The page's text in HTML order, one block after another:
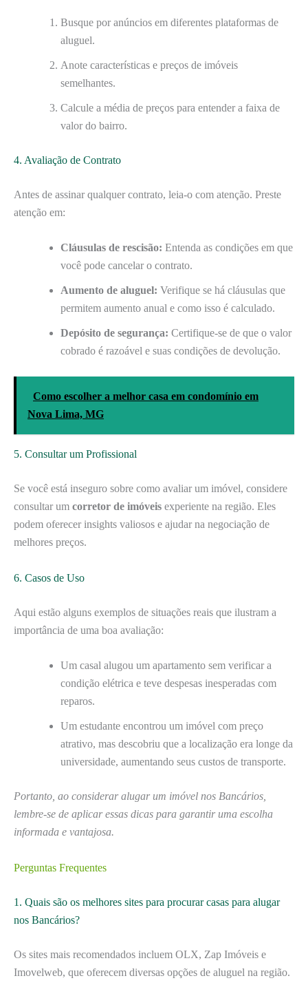
Busque por anúncios em diferentes plataformas de
aluguel.
Anote características e preços de imóveis
semelhantes.
Calcule a média de preços para entender a faixa de
valor do bairro.
4. Avaliação de Contrato
Antes de assinar qualquer contrato, leia-o com atenção. Preste
atenção em:
Cláusulas de rescisão: Entenda as condições em que
você pode cancelar o contrato.
Aumento de aluguel: Verifique se há cláusulas que
permitem aumento anual e como isso é calculado.
Depósito de segurança: Certifique-se de que o valor
cobrado é razoável e suas condições de devolução.
Como escolher a melhor casa em condomínio em
Nova Lima, MG
5. Consultar um Profissional
Se você está inseguro sobre como avaliar um imóvel, considere
consultar um corretor de imóveis experiente na região. Eles
podem oferecer insights valiosos e ajudar na negociação de
melhores preços.
6. Casos de Uso
Aqui estão alguns exemplos de situações reais que ilustram a
importância de uma boa avaliação:
Um casal alugou um apartamento sem verificar a
condição elétrica e teve despesas inesperadas com
reparos.
Um estudante encontrou um imóvel com preço
atrativo, mas descobriu que a localização era longe da
universidade, aumentando seus custos de transporte.
Portanto, ao considerar alugar um imóvel nos Bancários,
lembre-se de aplicar essas dicas para garantir uma escolha
informada e vantajosa.
Perguntas Frequentes
1. Quais são os melhores sites para procurar casas para alugar
nos Bancários?
Os sites mais recomendados incluem OLX, Zap Imóveis e
Imovelweb, que oferecem diversas opções de aluguel na região.